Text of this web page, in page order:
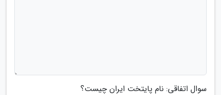
سوال اتفاقی: نام پایتخت ایران چیست؟